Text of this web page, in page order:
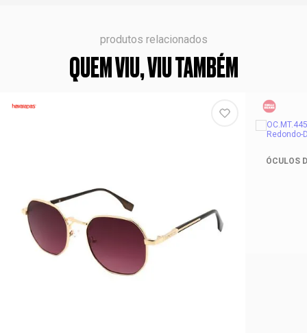
produtos relacionados
QUEM VIU, VIU TAMBÉM
ÓCULOS